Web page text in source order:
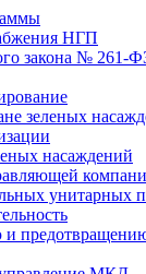
НГП
закона № 261-
зеленых
насаждений
унитарных